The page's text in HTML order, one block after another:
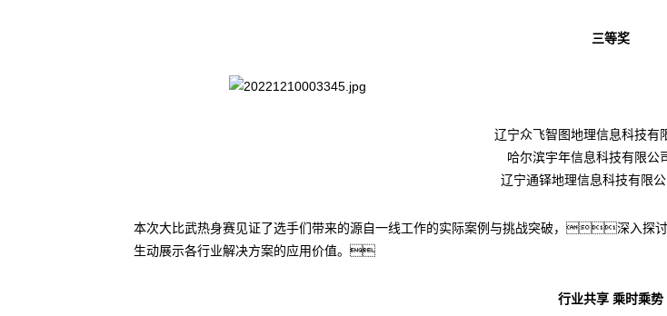
三等奖
辽宁众飞智图地理信息科技有
哈尔滨宇年信息科技有限公
辽宁通铎地理信息科技有限
本次大比武热身赛见证了选手们带来的源自一线工作的实际案例与挑战突破，深入
生动展示各行业解决方案的应用价值。
行业共享 乘时乘势